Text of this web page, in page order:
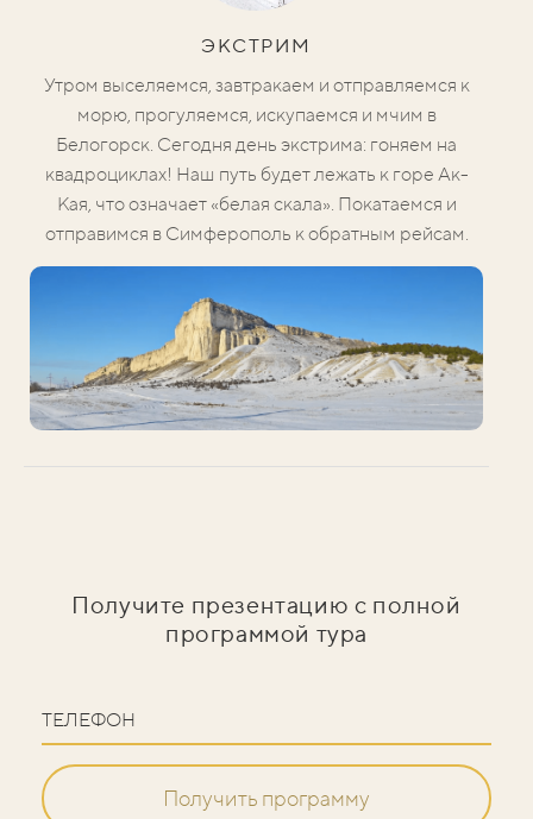
ЭКСТРИМ
Утром выселяемся, завтракаем и отправляемся к
морю, прогуляемся, искупаемся и мчим в
Белогорск. Сегодня день экстрима: гоняем на
квадроциклах! Наш путь будет лежать к горе Ак-
Кая, что означает «белая скала». Покатаемся и
отправимся в Симферополь к обратным рейсам.
Получите презентацию с полной
программой тура
ТЕЛЕФОН
Получить программу